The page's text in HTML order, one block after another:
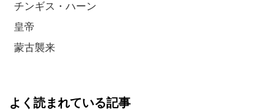
チンギス・ハーン
皇帝
蒙古襲来
よく読まれている記事